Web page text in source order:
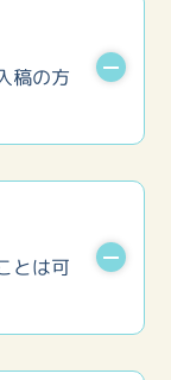
ありませ
お願いし
（お試し価
稿の方
専用「マ
ワードを
、「マイペ
は
とは可